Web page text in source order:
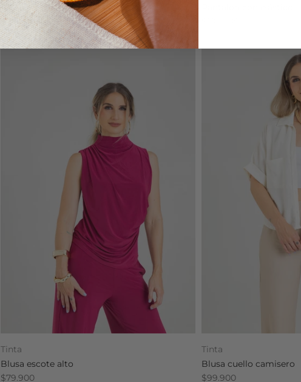
Blusa con ajuste en cintura
$89.900
Tinta
Blusa escote alto
$79.900
Tinta
Blusa cuello camisero
$99.900